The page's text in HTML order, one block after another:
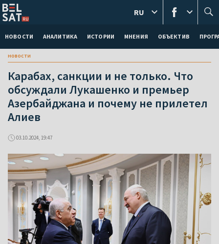
НОВОСТИ АНАЛИТИКА ИСТОРИИ МНЕНИЯ ОБЪЕКТИВ
RU
новости
Карабах, санкции и не только. Что
обсуждали Лукашенко и премьер
Азербайджана и почему не прилетел
Алиев
03.10.2024, 19:47